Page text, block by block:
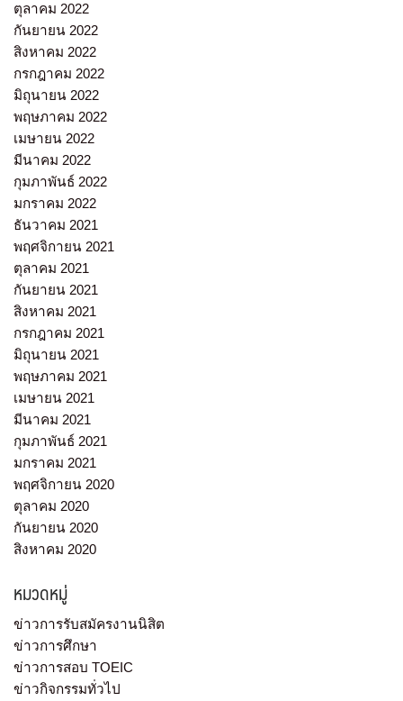
ตุลาคม 2022
กันยายน 2022
สิงหาคม 2022
กรกฎาคม 2022
มิถุนายน 2022
พฤษภาคม 2022
เมษายน 2022
มีนาคม 2022
กุมภาพันธ์ 2022
มกราคม 2022
ธันวาคม 2021
พฤศจิกายน 2021
ตุลาคม 2021
กันยายน 2021
สิงหาคม 2021
กรกฎาคม 2021
มิถุนายน 2021
พฤษภาคม 2021
เมษายน 2021
มีนาคม 2021
กุมภาพันธ์ 2021
มกราคม 2021
พฤศจิกายน 2020
ตุลาคม 2020
กันยายน 2020
สิงหาคม 2020
หมวดหมู่
ข่าวการรับสมัครงานนิสิต
ข่าวการศึกษา
ข่าวการสอบ TOEIC
ข่าวกิจกรรมทั่วไป